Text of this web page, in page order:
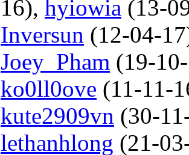
16), hyiowia (13-
Inversun (12-04-
Joey_Pham (19-
ko0ll0ove (11-11-
kute2909vn (30-
lethanhlong (21-